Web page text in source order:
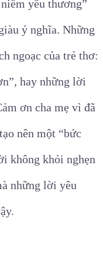
yêu thương”
ý nghĩa. Những
ngoạc của trẻ thơ:
, hay những lời
ơn cha mẹ vì đã
nên một “bức
không khỏi nghẹn
những lời yêu